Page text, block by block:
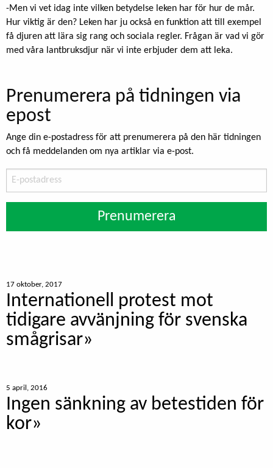
-Men vi vet idag inte vilken betydelse leken har för hur de mår.
Hur viktig är den? Leken har ju också en funktion att till exempel
få djuren att lära sig rang och sociala regler. Frågan är vad vi gör
med våra lantbruksdjur när vi inte erbjuder dem att leka.
Prenumerera på tidningen via
epost
Ange din e-postadress för att prenumerera på den här tidningen
och få meddelanden om nya artiklar via e-post.
postadress
Prenumerera
17 oktober, 2017
Internationell protest mot
tidigare avvänjning för svenska
smågrisar»
5 april, 2016
Ingen sänkning av betestiden för
kor»